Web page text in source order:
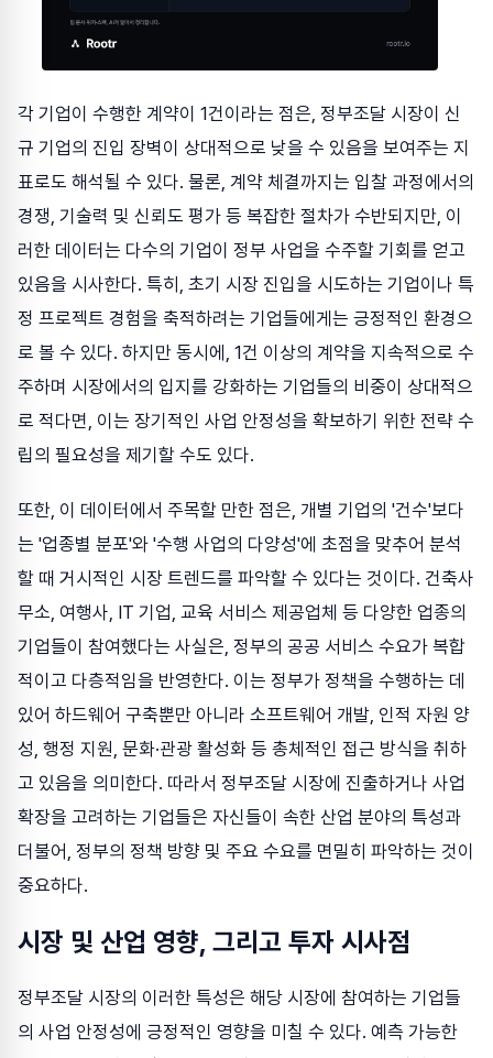
각 기업이 수행한 계약이 1건이라는 점은, 정부조달 시장이 신
규 기업의 진입 장벽이 상대적으로 낮을 수 있음을 보여주는 지
표로도 해석될 수 있다. 물론, 계약 체결까지는 입찰 과정에서의
경쟁, 기술력 및 신뢰도 평가 등 복잡한 절차가 수반되지만, 이
러한 데이터는 다수의 기업이 정부 사업을 수주할 기회를 얻고
있음을 시사한다. 특히, 초기 시장 진입을 시도하는 기업이나 특
정 프로젝트 경험을 축적하려는 기업들에게는 긍정적인 환경으
로 볼 수 있다. 하지만 동시에, 1건 이상의 계약을 지속적으로 수
주하며 시장에서의 입지를 강화하는 기업들의 비중이 상대적으
로 적다면, 이는 장기적인 사업 안정성을 확보하기 위한 전략 수
립의 필요성을 제기할 수도 있다.
또한, 이 데이터에서 주목할 만한 점은, 개별 기업의 '건수'보다
는 '업종별 분포'와 '수행 사업의 다양성'에 초점을 맞추어 분석
할 때 거시적인 시장 트렌드를 파악할 수 있다는 것이다. 건축사
무소, 여행사, IT 기업, 교육 서비스 제공업체 등 다양한 업종의
기업들이 참여했다는 사실은, 정부의 공공 서비스 수요가 복합
적이고 다층적임을 반영한다. 이는 정부가 정책을 수행하는 데
있어 하드웨어 구축뿐만 아니라 소프트웨어 개발, 인적 자원 양
성, 행정 지원, 문화·관광 활성화 등 총체적인 접근 방식을 취하
고 있음을 의미한다. 따라서 정부조달 시장에 진출하거나 사업
확장을 고려하는 기업들은 자신들이 속한 산업 분야의 특성과
더불어, 정부의 정책 방향 및 주요 수요를 면밀히 파악하는 것이
중요하다.
시장 및 산업 영향, 그리고 투자 시사점
정부조달 시장의 이러한 특성은 해당 시장에 참여하는 기업들
의 사업 안정성에 긍정적인 영향을 미칠 수 있다. 예측 가능한